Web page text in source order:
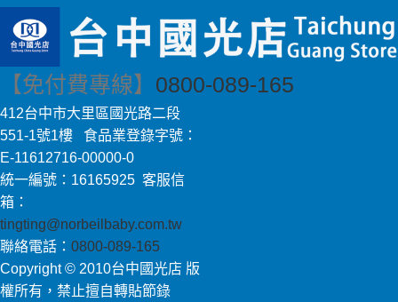
【免付費專線】 0800-089-165
412台中市大里區國光路二段
551-1號1樓 食品業登錄字號：
E-11612716-00000-0
統一編號：16165925 客服信
箱：
tingting@norbeilbaby.com.tw
聯絡電話： 0800-089-165
Copyright © 2010台中國光店 版
權所有，禁止擅自轉貼節錄